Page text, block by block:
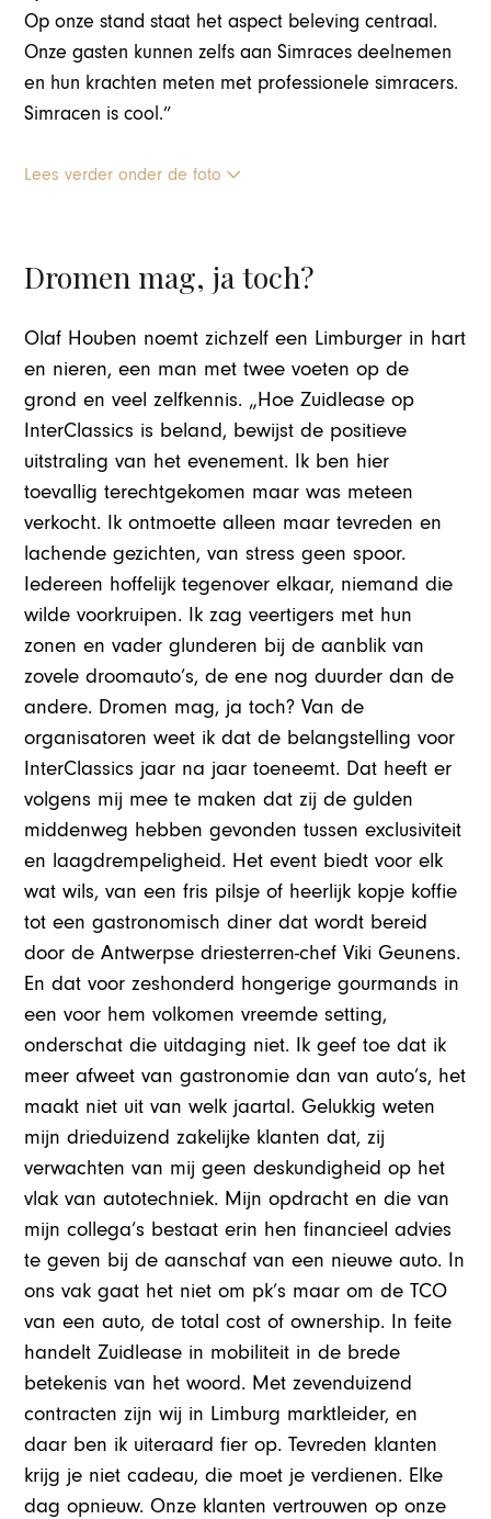
Op onze stand staat het aspect beleving centraal.
Onze gasten kunnen zelfs aan Simraces deelnemen
en hun krachten meten met professionele simracers.
Simracen is cool.”
Lees verder onder de foto
Dromen mag, ja toch?
Olaf Houben noemt zichzelf een Limburger in hart
en nieren, een man met twee voeten op de
grond en veel zelfkennis. „Hoe Zuidlease op
InterClassics is beland, bewijst de positieve
uitstraling van het evenement. Ik ben hier
toevallig terechtgekomen maar was meteen
verkocht. Ik ontmoette alleen maar tevreden en
lachende gezichten, van stress geen spoor.
Iedereen hoffelijk tegenover elkaar, niemand die
wilde voorkruipen. Ik zag veertigers met hun
zonen en vader glunderen bij de aanblik van
zovele droomauto’s, de ene nog duurder dan de
andere. Dromen mag, ja toch? Van de
organisatoren weet ik dat de belangstelling voor
InterClassics jaar na jaar toeneemt. Dat heeft er
volgens mij mee te maken dat zij de gulden
middenweg hebben gevonden tussen exclusiviteit
en laagdrempeligheid. Het event biedt voor elk
wat wils, van een fris pilsje of heerlijk kopje koffie
tot een gastronomisch diner dat wordt bereid
door de Antwerpse driesterren-chef Viki Geunens.
En dat voor zeshonderd hongerige gourmands in
een voor hem volkomen vreemde setting,
onderschat die uitdaging niet. Ik geef toe dat ik
meer afweet van gastronomie dan van auto’s, het
maakt niet uit van welk jaartal. Gelukkig weten
mijn drieduizend zakelijke klanten dat, zij
verwachten van mij geen deskundigheid op het
vlak van autotechniek. Mijn opdracht en die van
mijn collega’s bestaat erin hen financieel advies
te geven bij de aanschaf van een nieuwe auto. In
ons vak gaat het niet om pk’s maar om de TCO
van een auto, de total cost of ownership. In feite
handelt Zuidlease in mobiliteit in de brede
betekenis van het woord. Met zevenduizend
contracten zijn wij in Limburg marktleider, en
daar ben ik uiteraard fier op. Tevreden klanten
krijg je niet cadeau, die moet je verdienen. Elke
dag opnieuw. Onze klanten vertrouwen op onze